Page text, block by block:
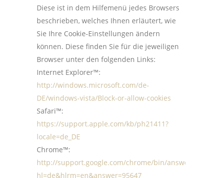
Diese ist in dem Hilfemenü jedes Browsers
beschrieben, welches Ihnen erläutert, wie
Sie Ihre Cookie-Einstellungen ändern
können. Diese finden Sie für die jeweiligen
Browser unter den folgenden Links:
Internet Explorer™:
http://windows.microsoft.com/de-
DE/windows-vista/Block-or-allow-cookies
Safari™:
https://support.apple.com/kb/ph21411?
locale=de_DE
Chrome™:
http://support.google.com/chrome/bin/answer.py?
hl=de&hlrm=en&answer=95647